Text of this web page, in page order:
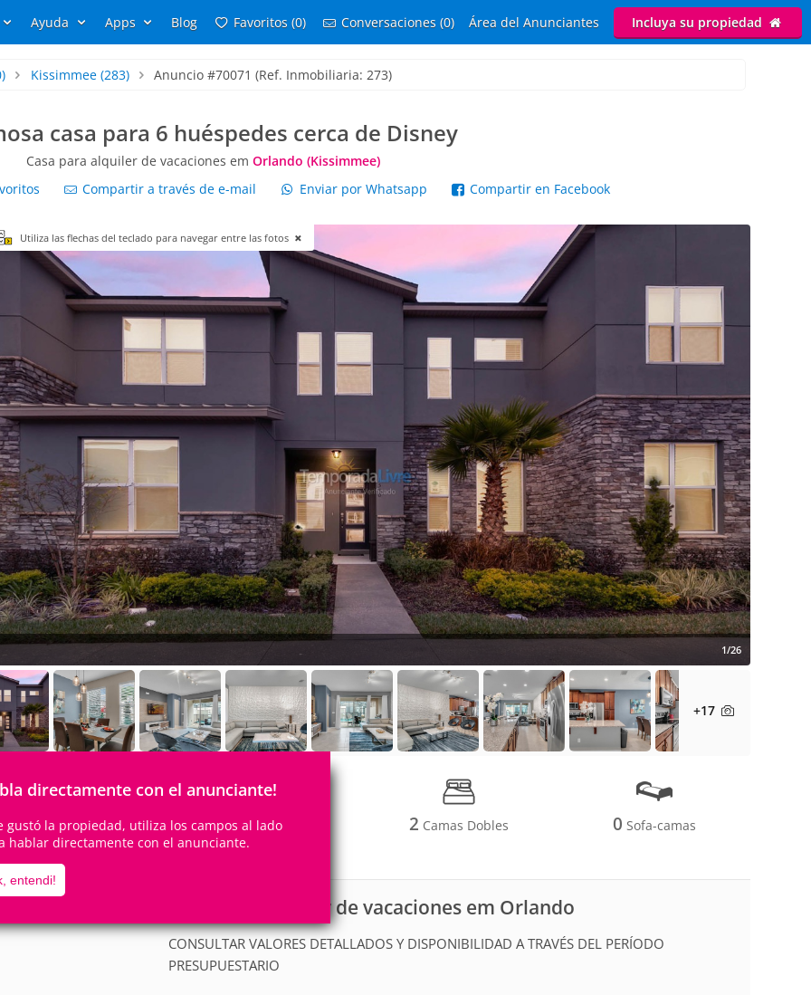
Ayuda Apps Blog Favoritos (0) Conversaciones (0) Área del Anunciantes Incluya su propiedad
Kissimmee(283) Anuncio #70071 (Ref. Inmobiliaria: 273)
casa para 6 huéspedes cerca de Disney
Casa para alquiler de vacaciones em Orlando (Kissimmee)
Compartir a través de e-mail Enviar por Whatsapp Compartir en Facebook
directamente con el anunciante!
gustó la propiedad, utiliza los campos al lado
hablar directamente con el anunciante.
entendi!
Utiliza las flechas del teclado para navegar entre las fotos
1/26
+17
6 Personas 3Cuartos
2
2 Camas Dobles 0 Sofa-camas
Casa para alquiler de vacaciones em Orlando
CONSULTAR VALORES DETALLADOS Y DISPONIBILIDAD A TRAVÉS DEL PERÍODO
PRESUPUESTARIO